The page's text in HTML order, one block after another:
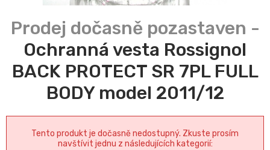
Ochranná vesta Rossignol
BACK PROTECT SR 7PL FULL
BODY model 2011/12
Tento produkt je dočasně nedostupný. Zkuste prosím
navštívit jednu z následujících kategorií: